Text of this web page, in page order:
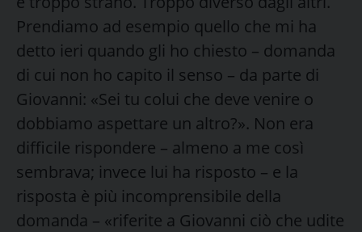
Prendiamo ad esempio quello che mi ha
detto ieri quando gli ho chiesto – domanda
di cui non ho capito il senso – da parte di
Giovanni: «Sei tu colui che deve venire o
dobbiamo aspettare un altro?». Non era
difficile rispondere – almeno a me così
sembrava; invece lui ha risposto – e la
risposta è più incomprensibile della
domanda – «riferite a Giovanni ciò che udite